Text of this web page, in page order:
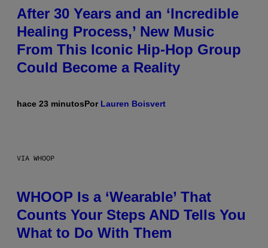
After 30 Years and an ‘Incredible
Healing Process,’ New Music
From This Iconic Hip-Hop Group
Could Become a Reality
hace 23 minutosPor Lauren Boisvert
VIA WHOOP
WHOOP Is a ‘Wearable’ That
Counts Your Steps AND Tells You
What to Do With Them